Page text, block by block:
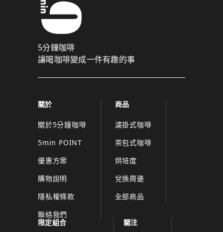
5分鐘咖啡
讓喝咖啡變成一件有趣的事
關於
關於5分鐘咖啡
5min POINT
優惠方案
購物說明
隱私權條款
聯絡我們
商品
濾掛式咖啡
茶包式咖啡
烘培度
兌換周邊
全部商品
限定組合 關注